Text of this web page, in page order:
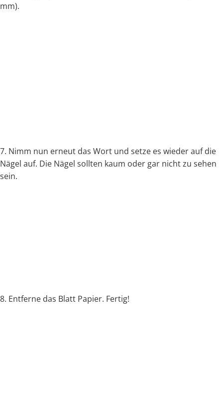
mm).
7. Nimm nun erneut das Wort und setze es wieder auf die
Nägel auf. Die Nägel sollten kaum oder gar nicht zu sehen
sein.
8. Entferne das Blatt Papier. Fertig!